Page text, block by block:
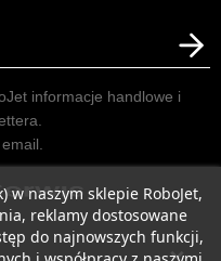
w naszym sklepie RoboJet,
reklamy dostosowane
do najnowszych funkcji,
informacje handlowe i